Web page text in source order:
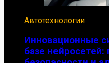
Автотехнологии
Инновационные
базе